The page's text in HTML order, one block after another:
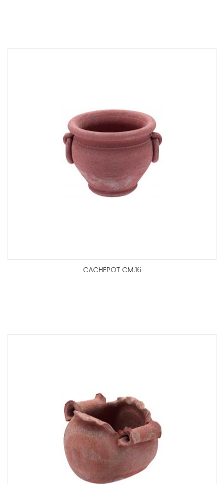
CACHEPOT CM.16